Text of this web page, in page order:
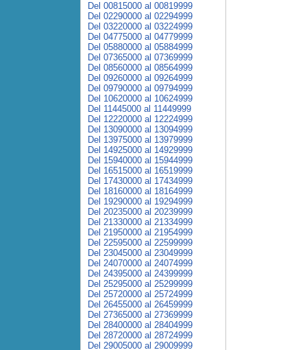
Del 00815000 al 00819999
Del 02290000 al 02294999
Del 03220000 al 03224999
Del 04775000 al 04779999
Del 05880000 al 05884999
Del 07365000 al 07369999
Del 08560000 al 08564999
Del 09260000 al 09264999
Del 09790000 al 09794999
Del 10620000 al 10624999
Del 11445000 al 11449999
Del 12220000 al 12224999
Del 13090000 al 13094999
Del 13975000 al 13979999
Del 14925000 al 14929999
Del 15940000 al 15944999
Del 16515000 al 16519999
Del 17430000 al 17434999
Del 18160000 al 18164999
Del 19290000 al 19294999
Del 20235000 al 20239999
Del 21330000 al 21334999
Del 21950000 al 21954999
Del 22595000 al 22599999
Del 23045000 al 23049999
Del 24070000 al 24074999
Del 24395000 al 24399999
Del 25295000 al 25299999
Del 25720000 al 25724999
Del 26455000 al 26459999
Del 27365000 al 27369999
Del 28400000 al 28404999
Del 28720000 al 28724999
Del 29005000 al 29009999